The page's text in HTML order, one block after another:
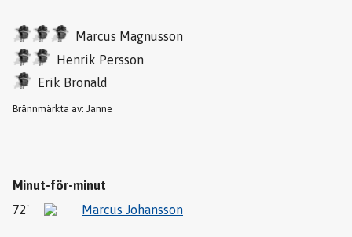
Marcus Magnusson
Henrik Persson
Erik Bronald
Brännmärkta av: Janne
Minut-för-minut
72'
Marcus Johansson